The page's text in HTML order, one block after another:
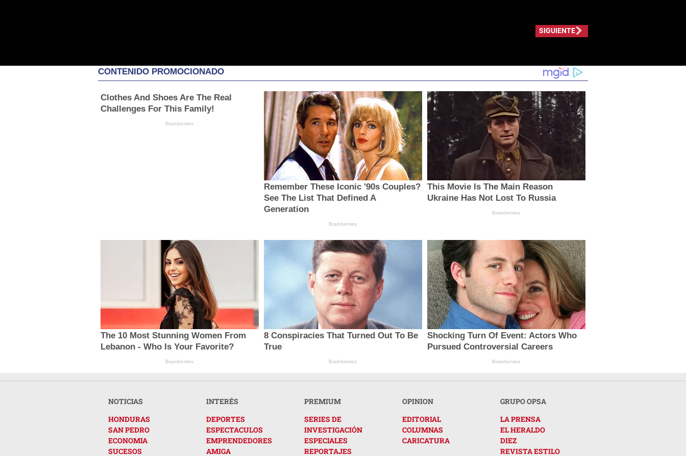
SIGUIENTE
CONTENIDO PROMOCIONADO
Clothes And Shoes Are The Real
Challenges For This Family!
Brainberries
Remember These Iconic '90s Couples?
See The List That Defined A
Generation
Brainberries
This Movie Is The Main Reason
Ukraine Has Not Lost To Russia
Brainberries
The 10 Most Stunning Women From
Lebanon - Who Is Your Favorite?
Brainberries
8 Conspiracies That Turned Out To Be
True
Brainberries
Shocking Turn Of Event: Actors Who
Pursued Controversial Careers
Brainberries
NOTICIAS
HONDURAS
SAN PEDRO
ECONOMIA
SUCESOS
INTERÉS
DEPORTES
ESPECTACULOS
EMPRENDEDORES
AMIGA
PREMIUM
SERIES DE
INVESTIGACIÓN
ESPECIALES
REPORTAJES
OPINION
EDITORIAL
COLUMNAS
CARICATURA
GRUPO OPSA
LA PRENSA
EL HERALDO
DIEZ
REVISTA ESTILO